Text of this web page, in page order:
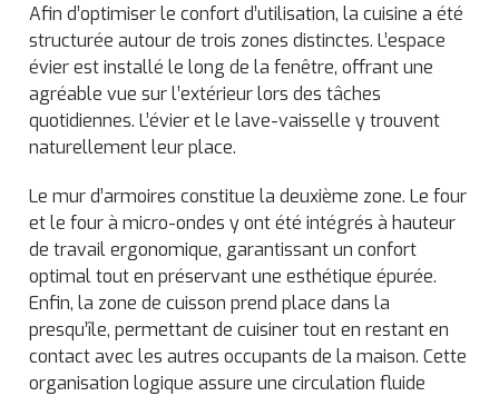
Afin d’optimiser le confort d’utilisation, la cuisine a été
structurée autour de trois zones distinctes. L’espace
évier est installé le long de la fenêtre, offrant une
agréable vue sur l’extérieur lors des tâches
quotidiennes. L’évier et le lave-vaisselle y trouvent
naturellement leur place.
Le mur d’armoires constitue la deuxième zone. Le four
et le four à micro-ondes y ont été intégrés à hauteur
de travail ergonomique, garantissant un confort
optimal tout en préservant une esthétique épurée.
Enfin, la zone de cuisson prend place dans la
presqu’île, permettant de cuisiner tout en restant en
contact avec les autres occupants de la maison. Cette
organisation logique assure une circulation fluide